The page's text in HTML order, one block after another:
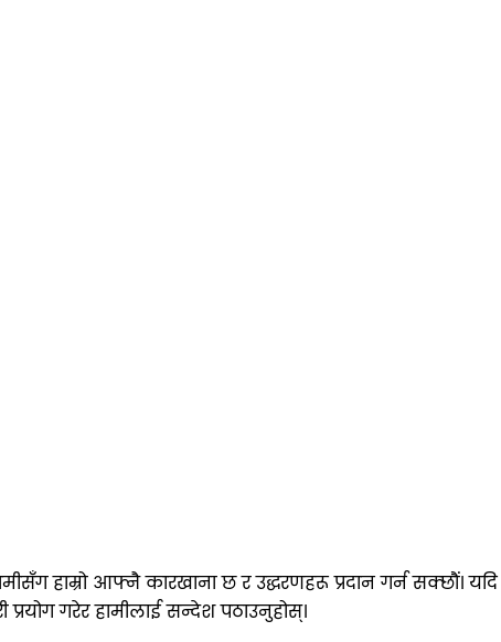
हाम्रो आफ्नै कारखाना छ र उद्धरणहरू प्रदान गर्न
गरेर हामीलाई सन्देश पठाउनुहोस्।